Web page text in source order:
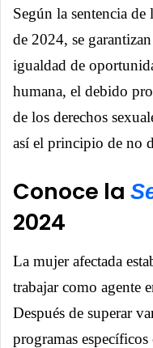
Según la sentencia
de 2024, se
igualdad de
humana, el debido
de los derechos
así el principio de no
Conoce la
2024
La mujer afectada
trabajar como agente
Después de superar
programas